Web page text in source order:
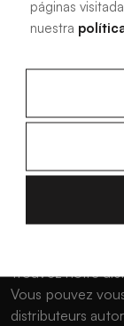
Où
Trouvez notre
Vous pouvez
distributeurs
páginas
nuestra